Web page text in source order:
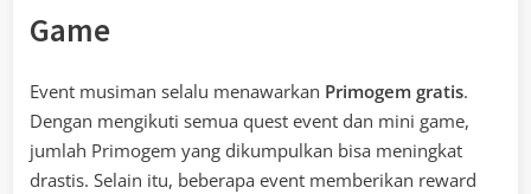
Game
Event musiman selalu menawarkan Primogem gratis.
Dengan mengikuti semua quest event dan mini game,
jumlah Primogem yang dikumpulkan bisa meningkat
drastis. Selain itu, beberapa event memberikan reward